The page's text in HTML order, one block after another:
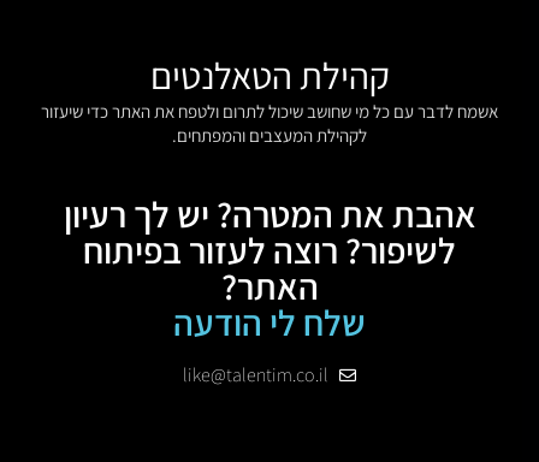
קהילת הטאלנטים
אשמח לדבר עם כל מי שחושב שיכול לתרום ולטפח את האתר כדי שיעזור
לקהילת המעצבים והמפתחים.
אהבת את המטרה? יש לך רעיון
לשיפור? רוצה לעזור בפיתוח
האתר?
שלח לי הודעה
like@talentim.co.il